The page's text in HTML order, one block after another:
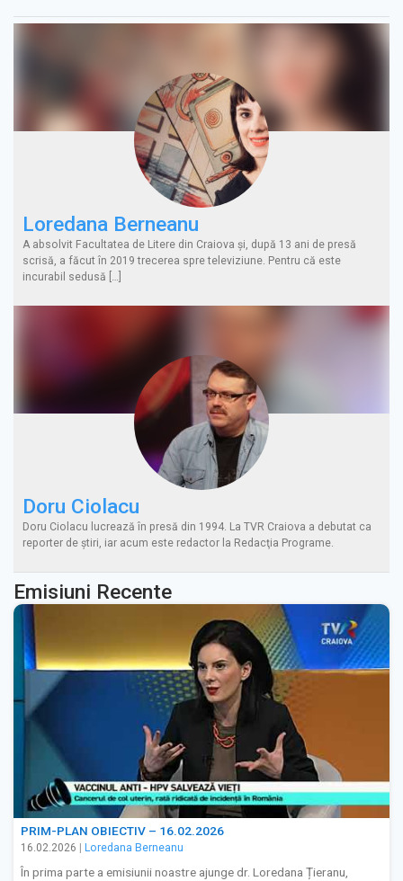
Loredana Berneanu
A absolvit Facultatea de Litere din Craiova şi, după 13 ani de presă
scrisă, a făcut în 2019 trecerea spre televiziune. Pentru că este
incurabil sedusă […]
Doru Ciolacu
Doru Ciolacu lucrează în presă din 1994. La TVR Craiova a debutat ca
reporter de ştiri, iar acum este redactor la Redacţia Programe.
Emisiuni Recente
PRIM-PLAN OBIECTIV – 16.02.2026
16.02.2026 | Loredana Berneanu
În prima parte a emisiunii noastre ajunge dr. Loredana Țieranu,